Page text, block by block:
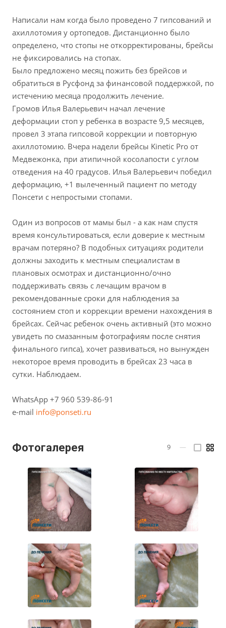
Написали нам когда было проведено 7 гипсований и
ахиллотомия у ортопедов. Дистанционно было
определено, что стопы не откорректированы, брейсы
не фиксировались на стопах.
Было предложено месяц пожить без брейсов и
обратиться в Русфонд за финансовой поддержкой, по
истечению месяца продолжить лечение.
Громов Илья Валерьевич начал лечение
деформации стоп у ребенка в возрасте 9,5 месяцев,
провел 3 этапа гипсовой коррекции и повторную
ахиллотомию. Вчера надели брейсы Kinetic Pro от
Медвежонка, при атипичной косолапости с углом
отведения на 40 градусов. Илья Валерьевич победил
деформацию, +1 вылеченный пациент по методу
Понсети с непростыми стопами.
Один из вопросов от мамы был - а как нам спустя
время консультироваться, если доверие к местным
врачам потеряно? В подобных ситуациях родители
должны заходить к местным специалистам в
плановых осмотрах и дистанционно/очно
поддерживать связь с лечащим врачом в
рекомендованные сроки для наблюдения за
состоянием стоп и коррекции времени нахождения в
брейсах. Сейчас ребенок очень активный (это можно
увидеть по смазанным фотографиям после снятия
финального гипса), хочет развиваться, но вынужден
некоторое время проводить в брейсах 23 часа в
сутки. Наблюдаем.
WhatsApp +7 960 539-86-91
e-mail info@ponseti.ru
Фотогалерея 9 —